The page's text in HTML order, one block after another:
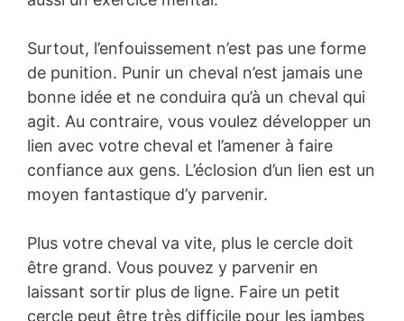
Surtout, l’enfouissement n’est pas une forme
de punition. Punir un cheval n’est jamais une
bonne idée et ne conduira qu’à un cheval qui
agit. Au contraire, vous voulez développer un
lien avec votre cheval et l’amener à faire
confiance aux gens. L’éclosion d’un lien est un
moyen fantastique d’y parvenir.
Plus votre cheval va vite, plus le cercle doit
être grand. Vous pouvez y parvenir en
laissant sortir plus de ligne. Faire un petit
cercle peut être très difficile pour les jambes